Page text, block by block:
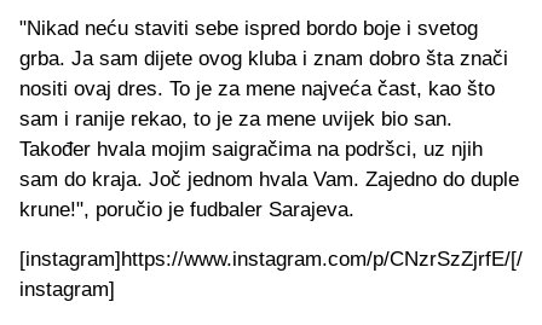
"Nikad neću staviti sebe ispred bordo boje i svetog
grba. Ja sam dijete ovog kluba i znam dobro šta znači
nositi ovaj dres. To je za mene najveća čast, kao što
sam i ranije rekao, to je za mene uvijek bio san.
Također hvala mojim saigračima na podršci, uz njih
sam do kraja. Joč jednom hvala Vam. Zajedno do duple
krune!", poručio je fudbaler Sarajeva.
[instagram]https://www.instagram.com/p/CNzrSzZjrfE/[/
instagram]